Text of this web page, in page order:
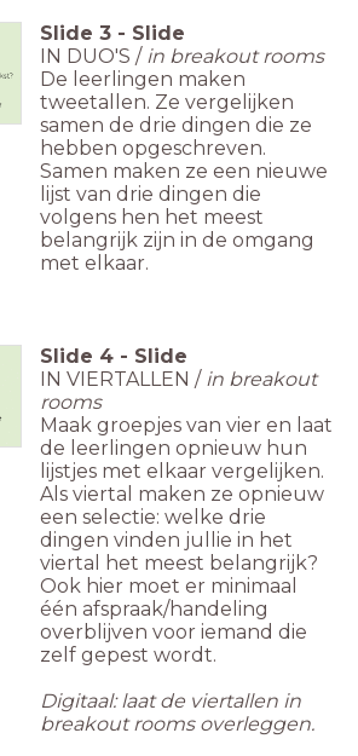
Slide 3 - Slide
IN DUO'S / in breakout rooms
De leerlingen maken
tweetallen. Ze vergelijken
samen de drie dingen die ze
hebben opgeschreven.
Samen maken ze een nieuwe
lijst van drie dingen die
volgens hen het meest
belangrijk zijn in de omgang
met elkaar.
Slide 4 - Slide
IN VIERTALLEN / in breakout
rooms
Maak groepjes van vier en laat
de leerlingen opnieuw hun
lijstjes met elkaar vergelijken.
Als viertal maken ze opnieuw
een selectie: welke drie
dingen vinden jullie in het
viertal het meest belangrijk?
Ook hier moet er minimaal
één afspraak/handeling
overblijven voor iemand die
zelf gepest wordt.
Digitaal: laat de viertallen in
breakout rooms overleggen.